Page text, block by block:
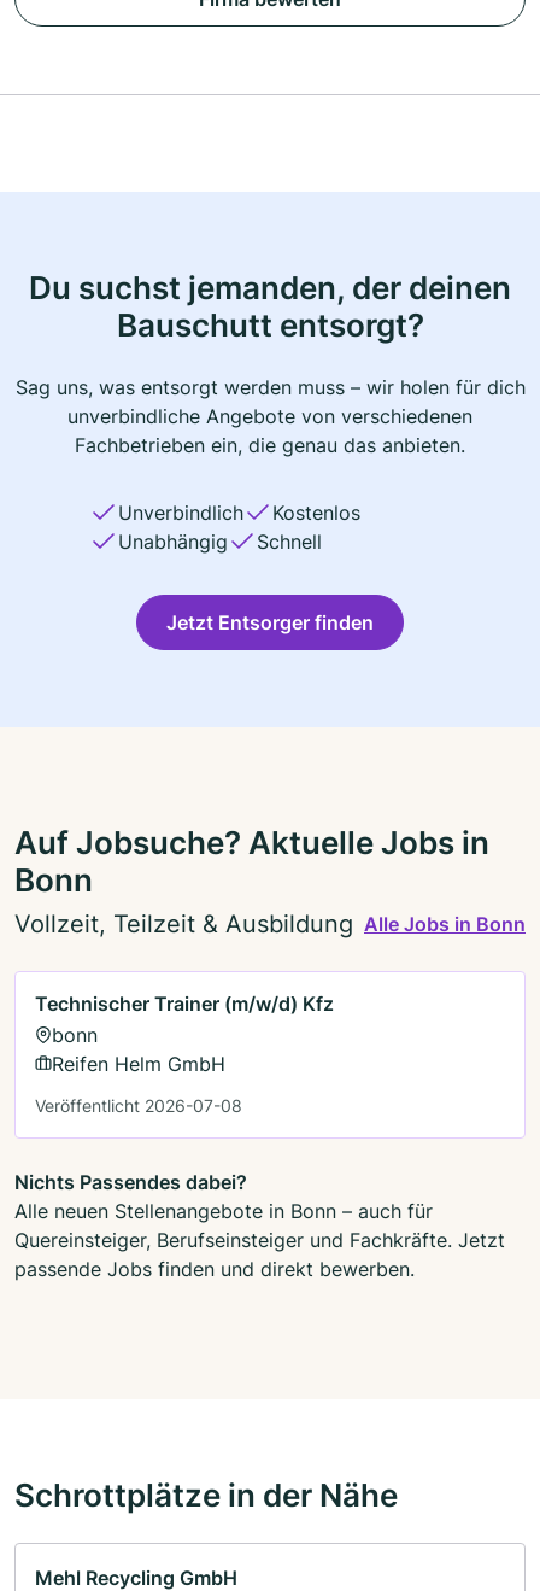
Du suchst jemanden, der deinen
Bauschutt entsorgt?
Sag uns, was entsorgt werden muss – wir holen für dich
unverbindliche Angebote von verschiedenen
Fachbetrieben ein, die genau das anbieten.
Unverbindlich
Kostenlos
Unabhängig
Schnell
Jetzt Entsorger finden
Auf Jobsuche? Aktuelle Jobs in
Bonn
Vollzeit, Teilzeit & Ausbildung Alle Jobs in Bonn
Technischer Trainer (m/w/d) Kfz
bonn
Reifen Helm GmbH
Veröffentlicht 2026-07-08
Nichts Passendes dabei?
Alle neuen Stellenangebote in Bonn – auch für
Quereinsteiger, Berufseinsteiger und Fachkräfte. Jetzt
passende Jobs finden und direkt bewerben.
Schrottplätze in der Nähe
Mehl Recycling GmbH